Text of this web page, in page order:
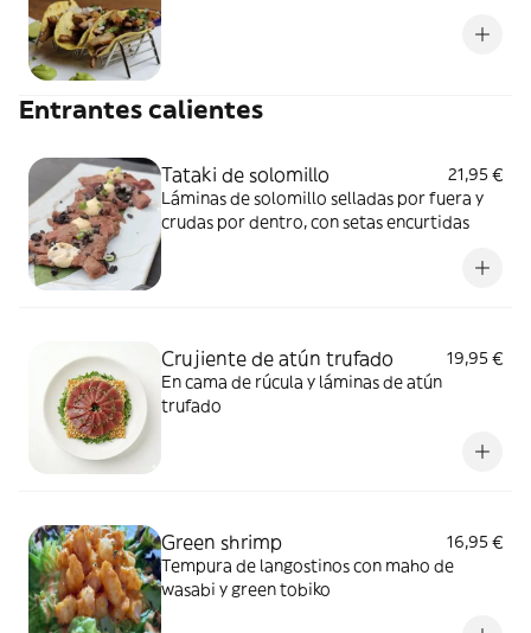
Entrantes calientes
Tataki de solomillo
21,95 €
Láminas de solomillo selladas por fuera y
crudas por dentro, con setas encurtidas
Crujiente de atún trufado
19,95 €
En cama de rúcula y láminas de atún
trufado
Green shrimp
16,95 €
Tempura de langostinos con maho de
wasabi y green tobiko